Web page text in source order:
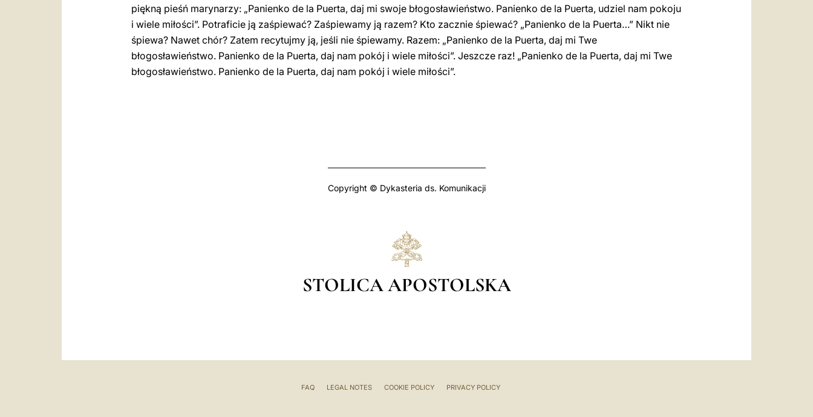
piękną pieśń marynarzy: „Panienko de la Puerta, daj mi swoje błogosławieństwo. Panienko de la Puerta, udziel nam pokoju
i wiele miłości”. Potraficie ją zaśpiewać? Zaśpiewamy ją razem? Kto zacznie śpiewać? „Panienko de la Puerta…” Nikt nie
śpiewa? Nawet chór? Zatem recytujmy ją, jeśli nie śpiewamy. Razem: „Panienko de la Puerta, daj mi Twe
błogosławieństwo. Panienko de la Puerta, daj nam pokój i wiele miłości”. Jeszcze raz! „Panienko de la Puerta, daj mi Twe
błogosławieństwo. Panienko de la Puerta, daj nam pokój i wiele miłości”.
Copyright © Dykasteria ds. Komunikacji
STOLICA APOSTOLSKA
FAQ LEGAL NOTES COOKIE POLICY PRIVACY POLICY